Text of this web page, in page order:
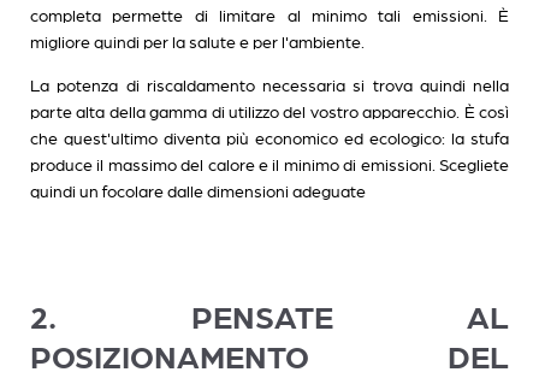
completa permette di limitare al minimo tali emissioni. È
migliore quindi per la salute e per l'ambiente.
La potenza di riscaldamento necessaria si trova quindi nella
parte alta della gamma di utilizzo del vostro apparecchio. È così
che quest'ultimo diventa più economico ed ecologico: la stufa
produce il massimo del calore e il minimo di emissioni. Scegliete
quindi un focolare dalle dimensioni adeguate
2. PENSATE AL
POSIZIONAMENTO DEL